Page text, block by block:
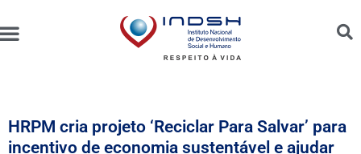
HRPM cria projeto ‘Reciclar Para Salvar’ para
incentivo de economia sustentável e ajudar